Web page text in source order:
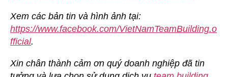
Xem các bản tin và hình ảnh tại:
https://www.facebook.com/VietNamTeamBuilding.o
fficial.
Xin chân thành cảm ơn quý doanh nghiệp đã tin